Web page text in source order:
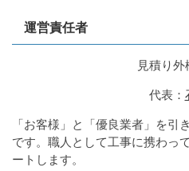
運営責任者
見積り外
代表：
「お客様」と「優良業者」を引
です。職人として工事に携わっ
ートします。